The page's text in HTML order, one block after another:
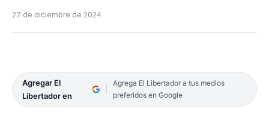
27 de diciembre de 2024
Agregar El
Libertador en
Agrega El Libertador a tus medios
preferidos en Google